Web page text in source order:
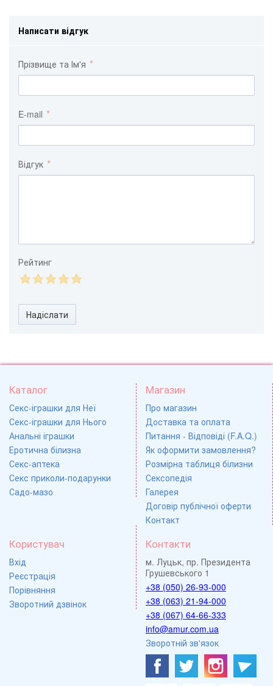
Написати відгук
Прізвище та Ім'я
E-mail
Відгук
Рейтинг
Надіслати
Каталог
Секс-іграшки для Неї
Секс-іграшки для Нього
Анальні іграшки
Еротична білизна
Секс-аптека
Секс приколи-подарунки
Садо-мазо
Магазин
Про магазин
Доставка та оплата
Питання - Відповіді (F.A.Q.)
Як оформити замовлення?
Розмірна таблиця білизни
Сексопедія
Галерея
Договір публічної оферти
Контакт
Користувач
Вхід
Реєстрація
Порівняння
Зворотний дзвінок
Контакти
м. Луцьк, пр. Президента
Грушевського 1
+38 (050) 26-93-000
+38 (063) 21-94-000
+38 (067) 64-66-333
info@amur.com.ua
Зворотній зв'язок